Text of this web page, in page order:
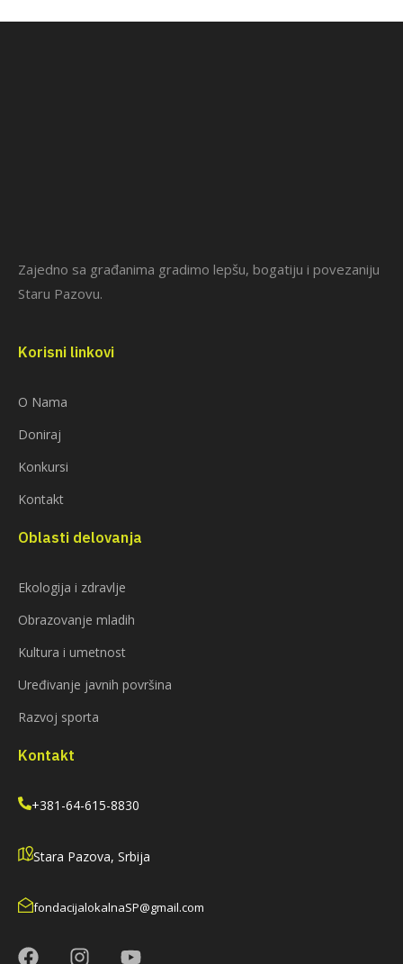
Zajedno sa građanima gradimo lepšu, bogatiju i povezaniju
Staru Pazovu.
Korisni linkovi
O Nama
Doniraj
Konkursi
Kontakt
Oblasti delovanja
Ekologija i zdravlje
Obrazovanje mladih
Kultura i umetnost
Uređivanje javnih površina
Razvoj sporta
Kontakt
+381-64-615-8830
Stara Pazova, Srbija
fondacijalokalnaSP@gmail.com